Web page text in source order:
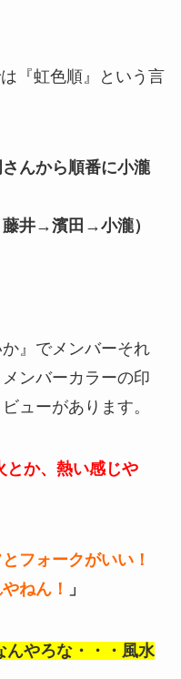
『虹色順』という言
んから順番に小瀧
井→濱田→小瀧）
か』でメンバーそれ
ンバーカラーの印
ューがあります。
とか、熱い感じや
フォークがいい！
ねん！
」
んやろな・・・風水